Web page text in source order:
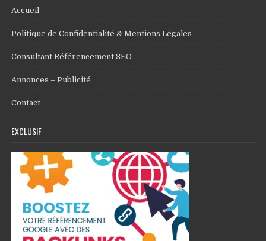
Accueil
Politique de Confidentialité & Mentions Légales
Consultant Référencement SEO
Annonces – Publicité
Contact
EXCLUSIF